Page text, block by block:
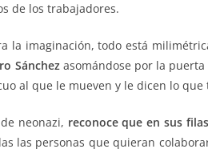
de los trabajadores.
la imaginación, todo está
Sánchezasomándose por la puerta
al que le mueven y le dicen lo que
neonazi, reconoce que en sus
las personas que quieran